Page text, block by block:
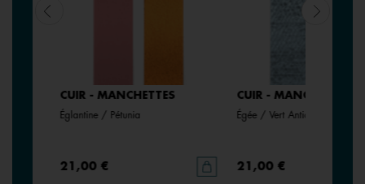
CUIR - MANCHETTES
Églantine / Pétunia
21,00 €
CUIR - MANCHETTES
Égée / Vert Antique
21,00 €